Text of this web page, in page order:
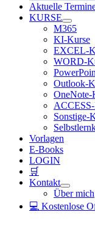
Aktuelle
KURSE
M365
KI-Kurse
EXCEL-
WORD-
Outlook-
OneNote-
Sonstige-
Vorlagen
E-Books
LOGIN
🛒
Kontakt
Über mich
💻 Kostenlose